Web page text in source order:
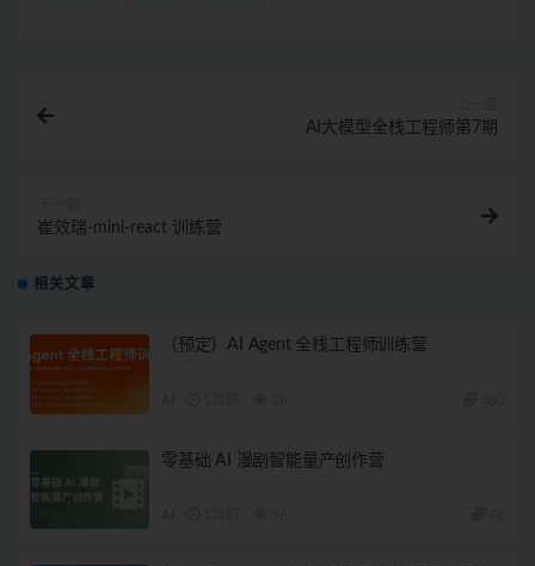
AI大模型全栈工程师第7期
崔效瑞-mini-react 训练营
相关文章
（预定）AI Agent 全栈工程师训练营
零基础 AI 漫剧智能量产创作营